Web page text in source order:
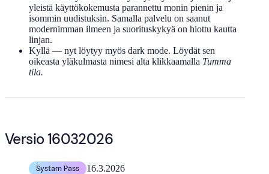
yleistä käyttökokemusta parannettu monin pienin ja
isommin uudistuksin. Samalla palvelu on saanut
modernimman ilmeen ja suorituskykyä on hiottu kautta
linjan.
Kyllä — nyt löytyy myös dark mode. Löydät sen
oikeasta yläkulmasta nimesi alta klikkaamalla Tumma
tila.
Versio 16032026
Systam Pass 16.3.2026